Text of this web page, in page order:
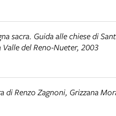
sacra. Guida alle chiese di
del Reno-Nueter, 2003
di Renzo Zagnoni, Grizzana